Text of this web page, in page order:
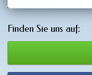
Finden Sie uns auf: